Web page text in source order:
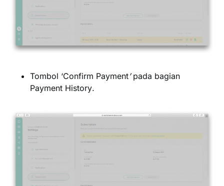
Tombol ‘Confirm Payment’pada bagian
Payment History.